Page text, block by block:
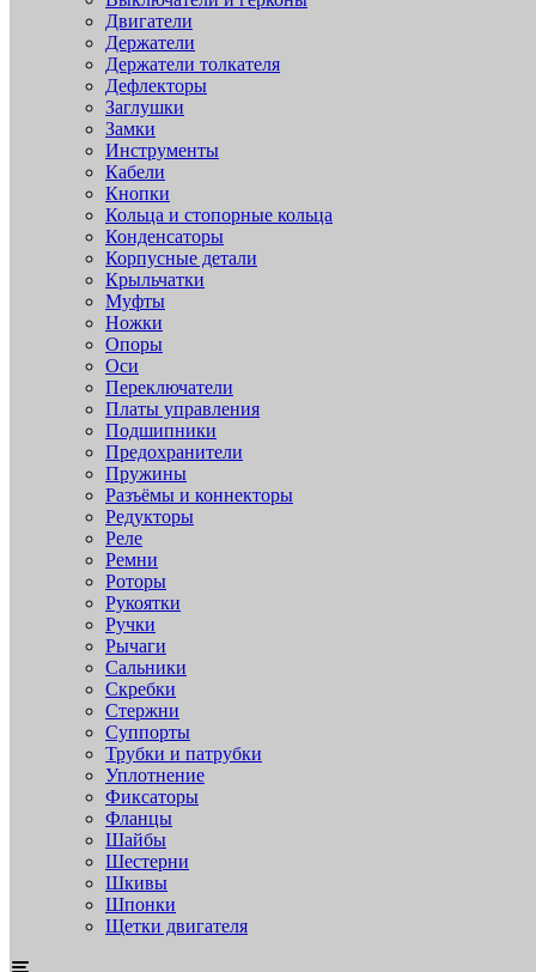
Двигатели
Держатели
Держатели толкателя
Дефлекторы
Заглушки
Замки
Инструменты
Кабели
Кнопки
Кольца и стопорные кольца
Конденсаторы
Корпусные детали
Крыльчатки
Муфты
Ножки
Опоры
Оси
Переключатели
Платы управления
Подшипники
Предохранители
Пружины
Разъёмы и коннекторы
Редукторы
Реле
Ремни
Роторы
Рукоятки
Ручки
Рычаги
Сальники
Скребки
Стержни
Суппорты
Трубки и патрубки
Уплотнение
Фиксаторы
Фланцы
Шайбы
Шестерни
Шкивы
Шпонки
Щетки двигателя